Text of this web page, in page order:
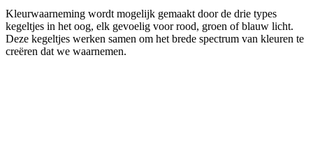
Kleurwaarneming wordt mogelijk gemaakt door de drie types
kegeltjes in het oog, elk gevoelig voor rood, groen of blauw licht.
Deze kegeltjes werken samen om het brede spectrum van kleuren te
creëren dat we waarnemen.